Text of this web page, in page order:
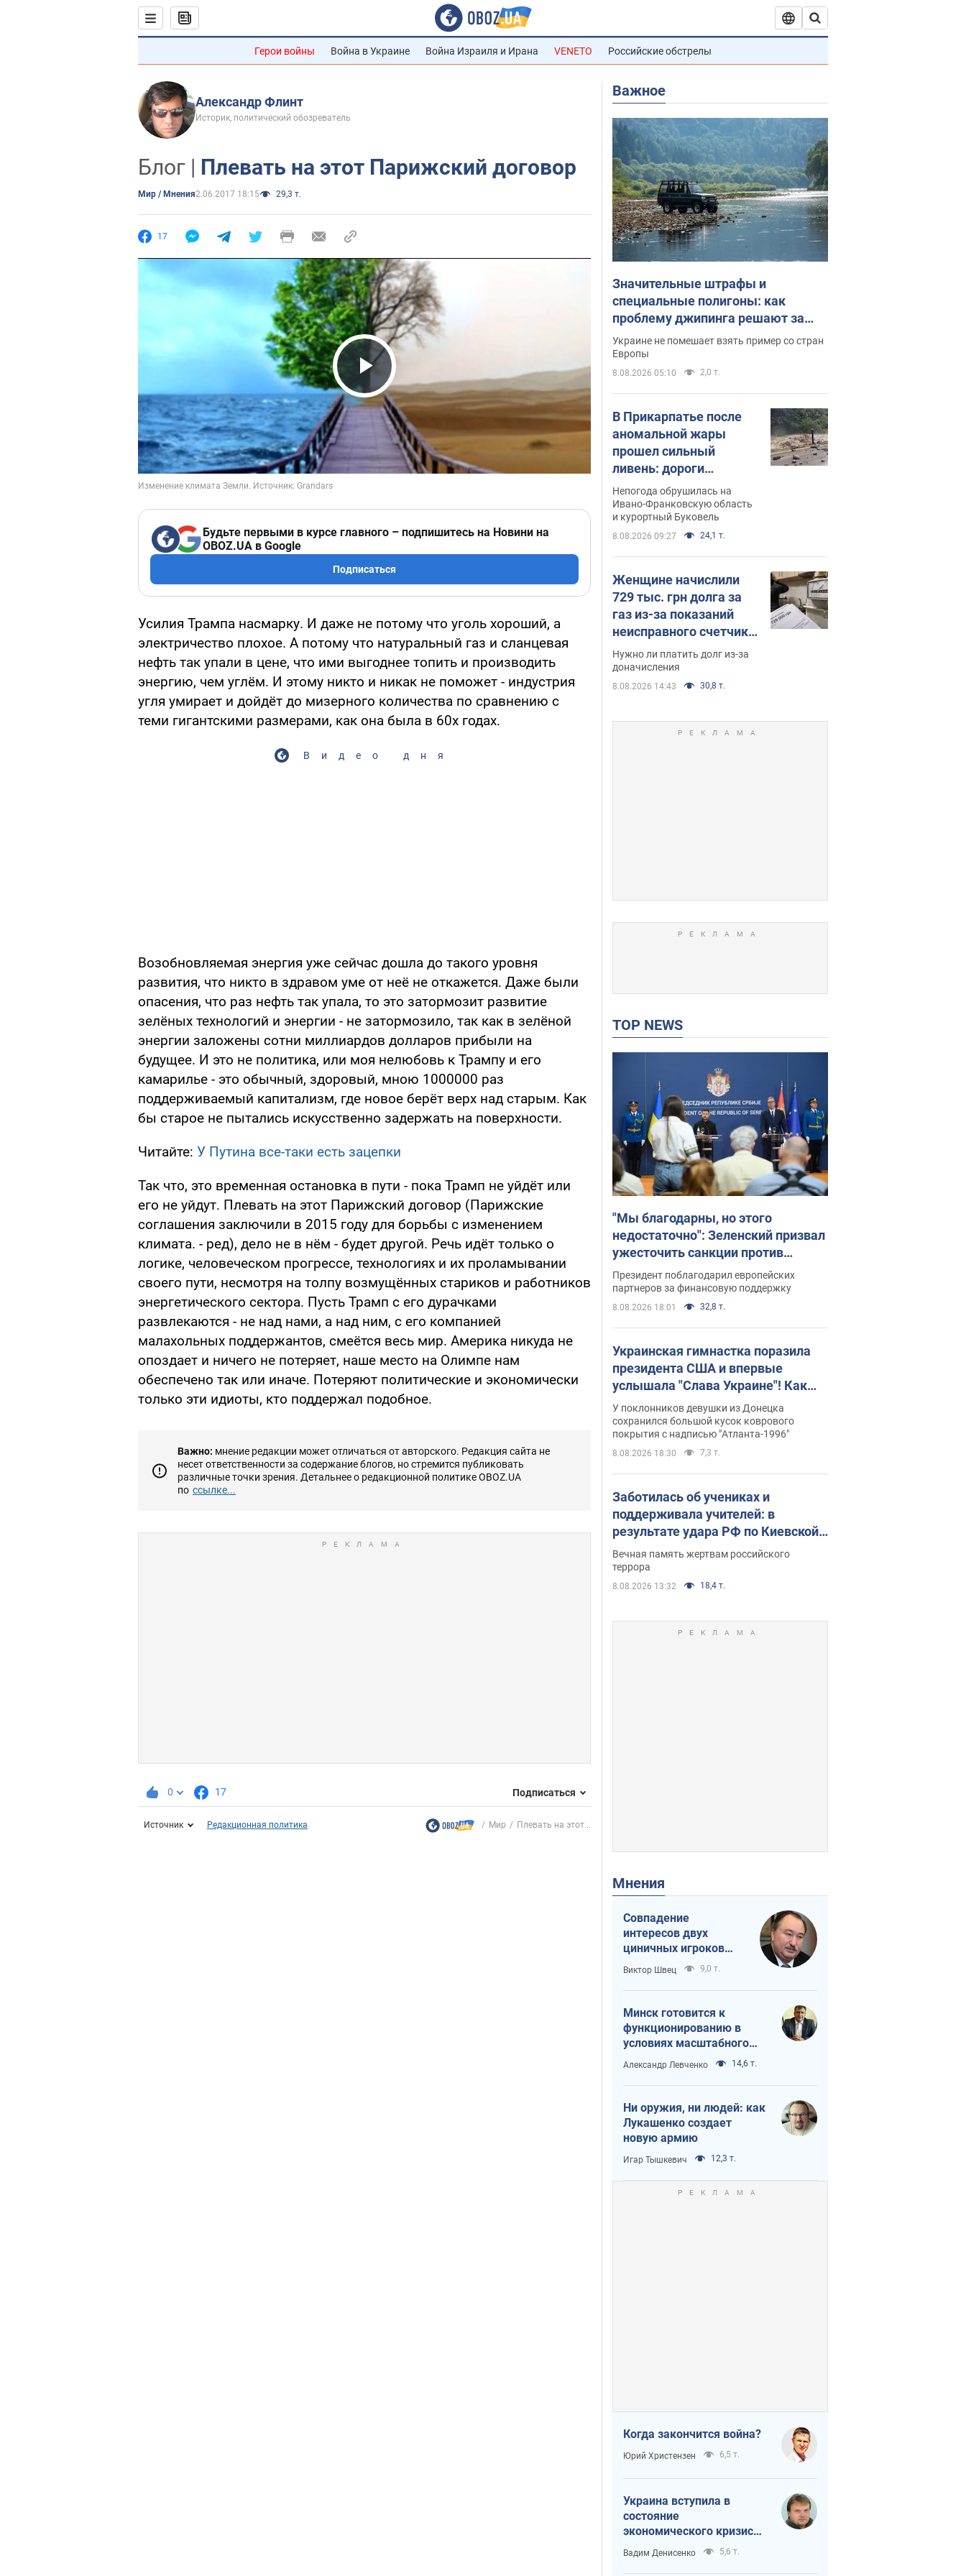
Герои войны Война в Украине Война Израиля и Ирана VENETO Российские обстрелы
Александр Флинт
Историк, политический обозреватель
Блог | Плевать на этот Парижский договор
Мир / Мнения2.06.2017 18:15 29,3 т.
17
Play Video
Будьте первыми в курсе главного – подпишитесь на Новини на
OBOZ.UA в Google
Подписаться
Усилия Трампа насмарку. И даже не потому что уголь хороший, а
электричество плохое. А потому что натуральный газ и сланцевая
нефть так упали в цене, что ими выгоднее топить и производить
энергию, чем углём. И этому никто и никак не поможет - индустрия
угля умирает и дойдёт до мизерного количества по сравнению с
теми гигантскими размерами, как она была в 60х годах.
Видео дня
Возобновляемая энергия уже сейчас дошла до такого уровня
развития, что никто в здравом уме от неё не откажется. Даже были
опасения, что раз нефть так упала, то это затормозит развитие
зелёных технологий и энергии - не затормозило, так как в зелёной
энергии заложены сотни миллиардов долларов прибыли на
будущее. И это не политика, или моя нелюбовь к Трампу и его
камарилье - это обычный, здоровый, мною 1000000 раз
поддерживаемый капитализм, где новое берёт верх над старым. Как
бы старое не пытались искусственно задержать на поверхности.
Читайте: У Путина все-таки есть зацепки
Так что, это временная остановка в пути - пока Трамп не уйдёт или
его не уйдут. Плевать на этот Парижский договор (Парижские
соглашения заключили в 2015 году для борьбы с изменением
климата. - ред), дело не в нём - будет другой. Речь идёт только о
логике, человеческом прогрессе, технологиях и их проламывании
своего пути, несмотря на толпу возмущённых стариков и работников
энергетического сектора. Пусть Трамп с его дурачками
развлекаются - не над нами, а над ним, с его компанией
малахольных поддержантов, смеётся весь мир. Америка никуда не
опоздает и ничего не потеряет, наше место на Олимпе нам
обеспечено так или иначе. Потеряют политические и экономически
только эти идиоты, кто поддержал подобное.
Важно: мнение редакции может отличаться от авторского. Редакция сайта не
несет ответственности за содержание блогов, но стремится публиковать
различные точки зрения. Детальнее о редакционной политике OBOZ.UA
по ссылке...
0 17 Подписаться
Источник Редакционная политика Мир Плевать на этот...
Важное
Значительные штрафы и
специальные полигоны: как
проблему джипинга решают за
границей
Украине не помешает взять пример со стран
Европы
8.08.2026 05:10 2,0 т.
В Прикарпатье после
аномальной жары
прошел сильный
ливень: дороги
превратились в реки.
Видео
Непогода обрушилась на
Ивано-Франковскую область
и курортный Буковель
8.08.2026 09:27 24,1 т.
Женщине начислили
729 тыс. грн долга за
газ из-за показаний
неисправного счетчика:
судья вынес
неожиданное решение
Нужно ли платить долг из-за
доначисления
8.08.2026 14:43 30,8 т.
TOP NEWS
"Мы благодарны, но этого
недостаточно": Зеленский призвал
ужесточить санкции против
России
Президент поблагодарил европейских
партнеров за финансовую поддержку
8.08.2026 18:01 32,8 т.
Украинская гимнастка поразила
президента США и впервые
услышала "Слава Украине"! Как
сложилась судьба Подкопаевой,
которая 30 лет назад завоевала
"золото" Олимпиады
У поклонников девушки из Донецка
сохранился большой кусок коврового
покрытия с надписью "Атланта-1996"
8.08.2026 18:30 7,3 т.
Заботилась об учениках и
поддерживала учителей: в
результате удара РФ по Киевской
области погибли директор
киевского лицея, её муж и внук
Вечная память жертвам российского
террора
8.08.2026 13:32 18,4 т.
Мнения
Совпадение
интересов двух
циничных игроков
или тайный план
Трампа и Путина?
Виктор Швец 9,0 т.
Минск готовится к
функционированию в
условиях масштабного
военного кризиса
Александр Левченко 14,6 т.
Ни оружия, ни людей: как
Лукашенко создает
новую армию
Игар Тышкевич 12,3 т.
Когда закончится война?
Юрий Христензен 6,5 т.
Украина вступила в
состояние
экономического кризиса.
Есть ли свет в конце
туннеля?
Вадим Денисенко 5,6 т.